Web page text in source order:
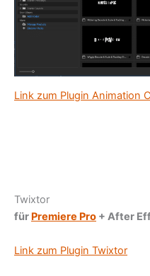
Link zum Plugin Animation
Twixtor
für Premiere Pro + After
Link zum Plugin Twixtor